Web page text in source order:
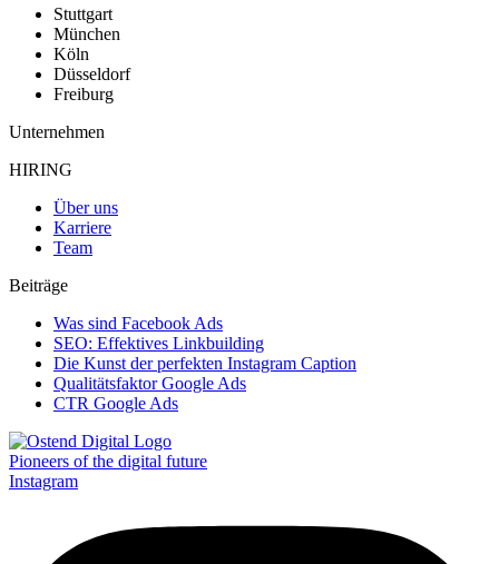
Stuttgart
München
Köln
Düsseldorf
Freiburg
Unternehmen
HIRING
Über uns
Karriere
Team
Beiträge
Was sind Facebook Ads
SEO: Effektives Linkbuilding
Die Kunst der perfekten Instagram Caption
Qualitätsfaktor Google Ads
CTR Google Ads
Pioneers of the digital future
Instagram